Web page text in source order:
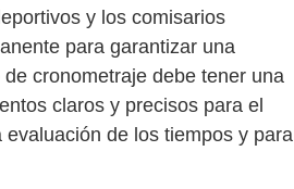
y los comisarios
para garantizar una
cronometraje debe tener una
claros y precisos para el
de los tiempos y para